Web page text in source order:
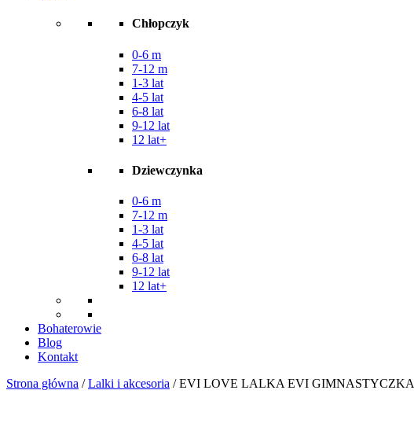
Chłopczyk
0-6 m
7-12 m
1-3 lat
4-5 lat
6-8 lat
9-12 lat
12 lat+
Dziewczynka
0-6 m
7-12 m
1-3 lat
4-5 lat
6-8 lat
9-12 lat
12 lat+
Bohaterowie
Blog
Kontakt
Strona główna /Lalki i akcesoria / EVI LOVE LALKA EVI GIMNASTYCZKA